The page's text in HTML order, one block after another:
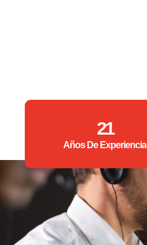
21
Años De Experiencia